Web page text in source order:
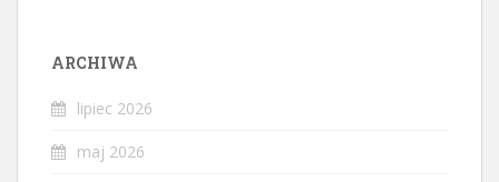
ARCHIWA
lipiec 2026
maj 2026